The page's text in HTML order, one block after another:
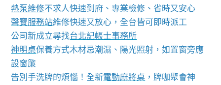
熱泵維修不求人快速到府、專業檢修、省時又安心
聲寶服務站維修快速又放心，全台皆可即時派工
公司新成立尋找台北記帳士事務所
神明桌保養方式木材忌潮濕、陽光照射，如置窗旁應
設窗簾
告別手洗牌的煩惱！全新電動麻將桌 ，牌咖聚會神